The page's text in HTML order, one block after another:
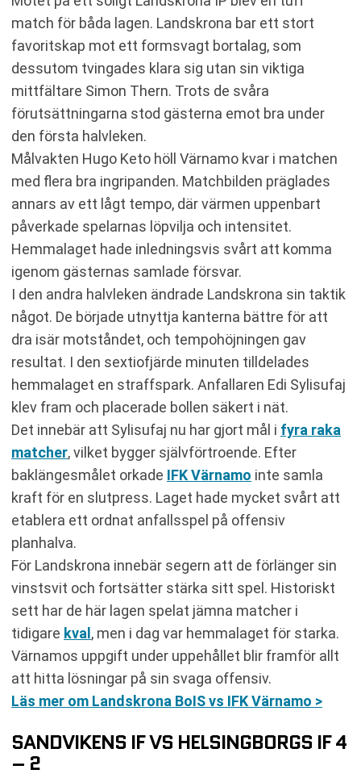
match för båda lagen. Landskrona bar ett stort
favoritskap mot ett formsvagt bortalag, som
dessutom tvingades klara sig utan sin viktiga
mittfältare Simon Thern. Trots de svåra
förutsättningarna stod gästerna emot bra under
den första halvleken.
Målvakten Hugo Keto höll Värnamo kvar i matchen
med flera bra ingripanden. Matchbilden präglades
annars av ett lågt tempo, där värmen uppenbart
påverkade spelarnas löpvilja och intensitet.
Hemmalaget hade inledningsvis svårt att komma
igenom gästernas samlade försvar.
I den andra halvleken ändrade Landskrona sin taktik
något. De började utnyttja kanterna bättre för att
dra isär motståndet, och tempohöjningen gav
resultat. I den sextiofjärde minuten tilldelades
hemmalaget en straffspark. Anfallaren Edi Sylisufaj
klev fram och placerade bollen säkert i nät.
Det innebär att Sylisufaj nu har gjort mål i fyra raka
matcher, vilket bygger självförtroende. Efter
baklängesmålet orkade IFK Värnamo inte samla
kraft för en slutpress. Laget hade mycket svårt att
etablera ett ordnat anfallsspel på offensiv
planhalva.
För Landskrona innebär segern att de förlänger sin
vinstsvit och fortsätter stärka sitt spel. Historiskt
sett har de här lagen spelat jämna matcher i
tidigare kval , men i dag var hemmalaget för starka.
Värnamos uppgift under uppehållet blir framför allt
att hitta lösningar på sin svaga offensiv.
Läs mer om Landskrona BoIS vs IFK Värnamo >
SANDVIKENS IF VS HELSINGBORGS IF 4
– 2